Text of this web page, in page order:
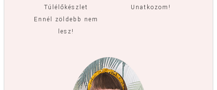
Túlélőkészlet
Ennél zöldebb nem
lesz!
Unatkozom!